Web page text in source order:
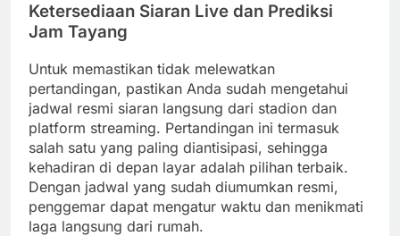
Ketersediaan Siaran Live dan Prediksi
Jam Tayang
Untuk memastikan tidak melewatkan
pertandingan, pastikan Anda sudah mengetahui
jadwal resmi siaran langsung dari stadion dan
platform streaming. Pertandingan ini termasuk
salah satu yang paling diantisipasi, sehingga
kehadiran di depan layar adalah pilihan terbaik.
Dengan jadwal yang sudah diumumkan resmi,
penggemar dapat mengatur waktu dan menikmati
laga langsung dari rumah.